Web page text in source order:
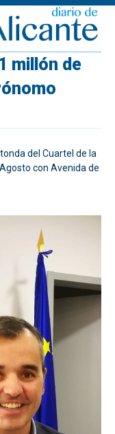
millón de
del Cuartel de la
con Avenida de